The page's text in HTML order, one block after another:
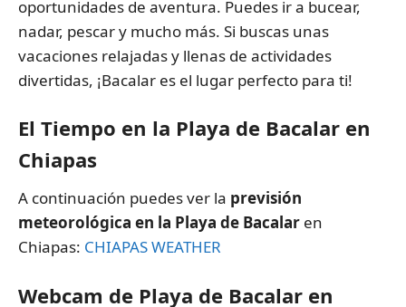
oportunidades de aventura. Puedes ir a bucear,
nadar, pescar y mucho más. Si buscas unas
vacaciones relajadas y llenas de actividades
divertidas, ¡Bacalar es el lugar perfecto para ti!
El Tiempo en la Playa de Bacalar en
Chiapas
A continuación puedes ver la previsión
meteorológica en la Playa de Bacalar en
Chiapas: CHIAPAS WEATHER
Webcam de Playa de Bacalar en